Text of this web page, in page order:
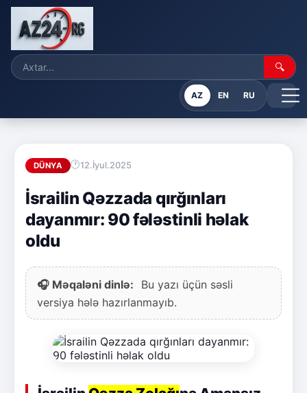
🔍
AZ EN RU
DÜNYA 12.İyul.2025
İsrailin Qəzzada qırğınları
dayanmır: 90 fələstinli həlak
oldu
🎧 Məqaləni dinlə:
Bu yazı üçün səsli
versiya hələ hazırlanmayıb.